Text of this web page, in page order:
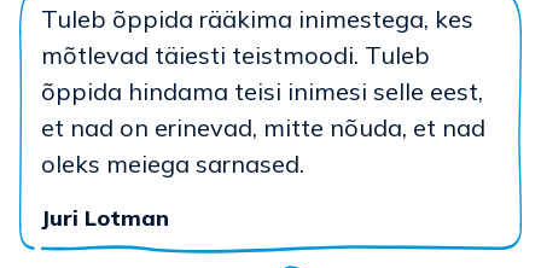
Tuleb õppida rääkima inimestega, kes
mõtlevad täiesti teistmoodi. Tuleb
õppida hindama teisi inimesi selle eest,
et nad on erinevad, mitte nõuda, et nad
oleks meiega sarnased.
Juri Lotman